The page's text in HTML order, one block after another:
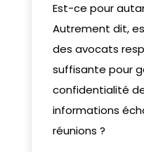
Est-ce pour
Autrement dit,
des avocats
suffisante pour
confidentialité
informations
réunions ?